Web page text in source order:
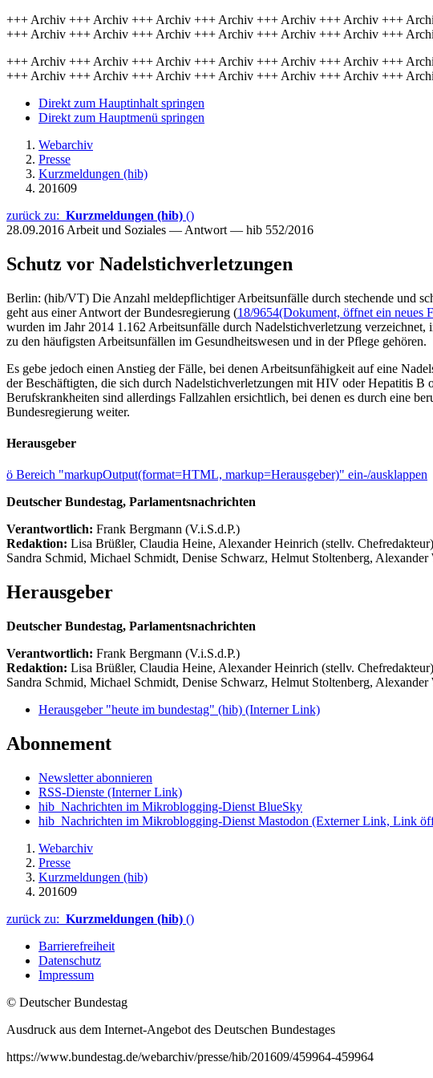
+++ Archiv +++ Archiv +++ Archiv +++ Archiv +++ Archiv +++ Archiv +++
+++ Archiv +++ Archiv +++ Archiv +++ Archiv +++ Archiv +++ Archiv +++
+++ Archiv +++ Archiv +++ Archiv +++ Archiv +++ Archiv +++ Archiv +++
+++ Archiv +++ Archiv +++ Archiv +++ Archiv +++ Archiv +++ Archiv +++
Direkt zum Hauptinhalt springen
Direkt zum Hauptmenü springen
Webarchiv
Presse
Kurzmeldungen (hib)
201609
zurück zu: Kurzmeldungen (hib) ()
28.09.2016 Arbeit und Soziales — Antwort — hib 552/2016
Schutz vor Nadelstichverletzungen
Berlin: (hib/VT) Die Anzahl meldepflichtiger Arbeitsunfälle durch stechende und
geht aus einer Antwort der Bundesregierung (18/9654(Dokument, öffnet ein neues
wurden im Jahr 2014 1.162 Arbeitsunfälle durch Nadelstichverletzung
zu den häufigsten Arbeitsunfällen im Gesundheitswesen und in der Pflege gehören.
Es gebe jedoch einen Anstieg der Fälle, bei denen Arbeitsunfähigkeit auf eine
der Beschäftigten, die sich durch Nadelstichverletzungen mit HIV oder Hepatitis B
Berufskrankheiten sind allerdings Fallzahlen ersichtlich, bei denen es durch eine
Bundesregierung weiter.
Herausgeber
ö Bereich "markupOutput(format=HTML, markup=Herausgeber)" ein-/ausklappen
Deutscher Bundestag, Parlamentsnachrichten
Verantwortlich: Frank Bergmann (V.i.S.d.P.)
Redaktion: Lisa Brüßler, Claudia Heine, Alexander Heinrich (stellv.
Sandra Schmid, Michael Schmidt, Denise Schwarz, Helmut Stoltenberg, Alexander
Herausgeber
Deutscher Bundestag, Parlamentsnachrichten
Verantwortlich: Frank Bergmann (V.i.S.d.P.)
Redaktion: Lisa Brüßler, Claudia Heine, Alexander Heinrich (stellv.
Sandra Schmid, Michael Schmidt, Denise Schwarz, Helmut Stoltenberg, Alexander
Herausgeber "heute im bundestag" (hib) (Interner Link)
Abonnement
Newsletter abonnieren
RSS-Dienste (Interner Link)
hib_Nachrichten im Mikroblogging-Dienst BlueSky
hib_Nachrichten im Mikroblogging-Dienst Mastodon (Externer Link, Link
Webarchiv
Presse
Kurzmeldungen (hib)
201609
zurück zu: Kurzmeldungen (hib) ()
Barrierefreiheit
Datenschutz
Impressum
© Deutscher Bundestag
Ausdruck aus dem Internet-Angebot des Deutschen Bundestages
https://www.bundestag.de/webarchiv/presse/hib/201609/459964-459964